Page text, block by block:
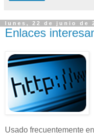
lunes, 22 de junio de
Enlaces
Usado frecuentemente